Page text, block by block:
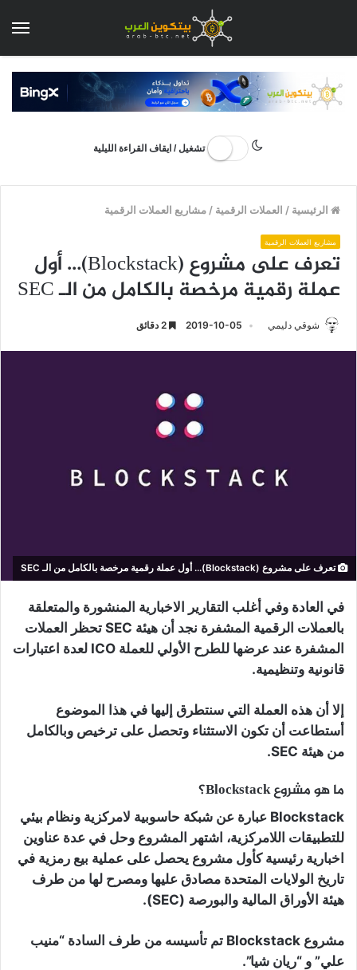
تشغيل / ايقاف القراءة الليلية
الرئيسية / العملات الرقمية /مشاريع العملات الرقمية
مشاريع العملات الرقمية
تعرف على مشروع (Blockstack)… أول
عملة رقمية مرخصة بالكامل من الـ SEC
شوقي دليمي 2019-10-05
تعرف على مشروع (Blockstack)... أول عملة رقمية مرخصة بالكامل من الـ SEC
في العادة وفي أغلب التقارير الاخبارية المنشورة والمتعلقة
بالعملات الرقمية المشفرة نجد أن هيئة SEC تحظر العملات
المشفرة عند عرضها للطرح الأولي للعملة ICO لعدة اعتبارات
قانونية وتنظيمية.
إلا أن هذه العملة التي سنتطرق إليها في هذا الموضوع
أستطاعت أن تكون الاستثناء وتحصل على ترخيص وبالكامل
من هيئة SEC.
ما هو مشروع Blockstack؟
Blockstack عبارة عن شبكة حاسوبية لامركزية ونظام بيئي
للتطبيقات اللامركزية، اشتهر المشروع وحل في عدة عناوين
اخبارية رئيسية كأول مشروع يحصل على عملية بيع رمزية في
تاريخ الولايات المتحدة مصادق عليها ومصرح لها من طرف
هيئة الأوراق المالية والبورصة (SEC).
مشروع Blockstack تم تأسيسه من طرف السادة “منيب
علي” و “ريان شيا”.